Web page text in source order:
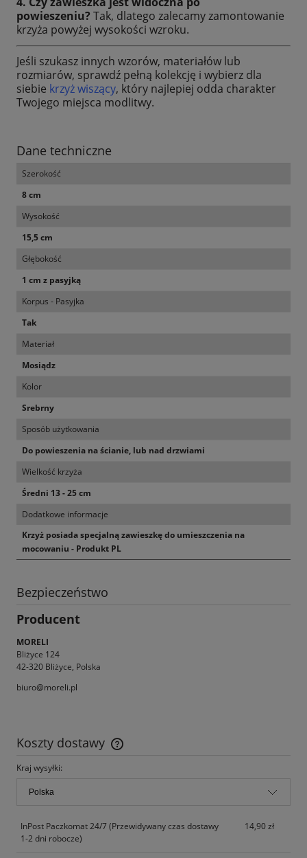
powieszeniu? Tak, dlatego zalecamy zamontowanie
krzyża powyżej wysokości wzroku.
Jeśli szukasz innych wzorów, materiałów lub
rozmiarów, sprawdź pełną kolekcję i wybierz dla
siebie krzyż wiszący, który najlepiej odda charakter
Twojego miejsca modlitwy.
Dane techniczne
Szerokość
8 cm
Wysokość
15,5 cm
Głębokość
1 cm z pasyjką
Korpus - Pasyjka
Tak
Materiał
Mosiądz
Kolor
Srebrny
Sposób użytkowania
Do powieszenia na ścianie, lub nad drzwiami
Wielkość krzyża
Średni 13 - 25 cm
Dodatkowe informacje
Krzyż posiada specjalną zawieszkę do umieszczenia na
mocowaniu - Produkt PL
Bezpieczeństwo
Producent
MORELI
Bliżyce 124
42-320 Bliżyce, Polska
biuro@moreli.pl
Koszty dostawy
Cena nie zawiera ewentualnych kosztów płatności
Kraj wysyłki:
InPost Paczkomat 24/7(Przewidywany czas dostawy
1-2 dni robocze)
14,90 zł